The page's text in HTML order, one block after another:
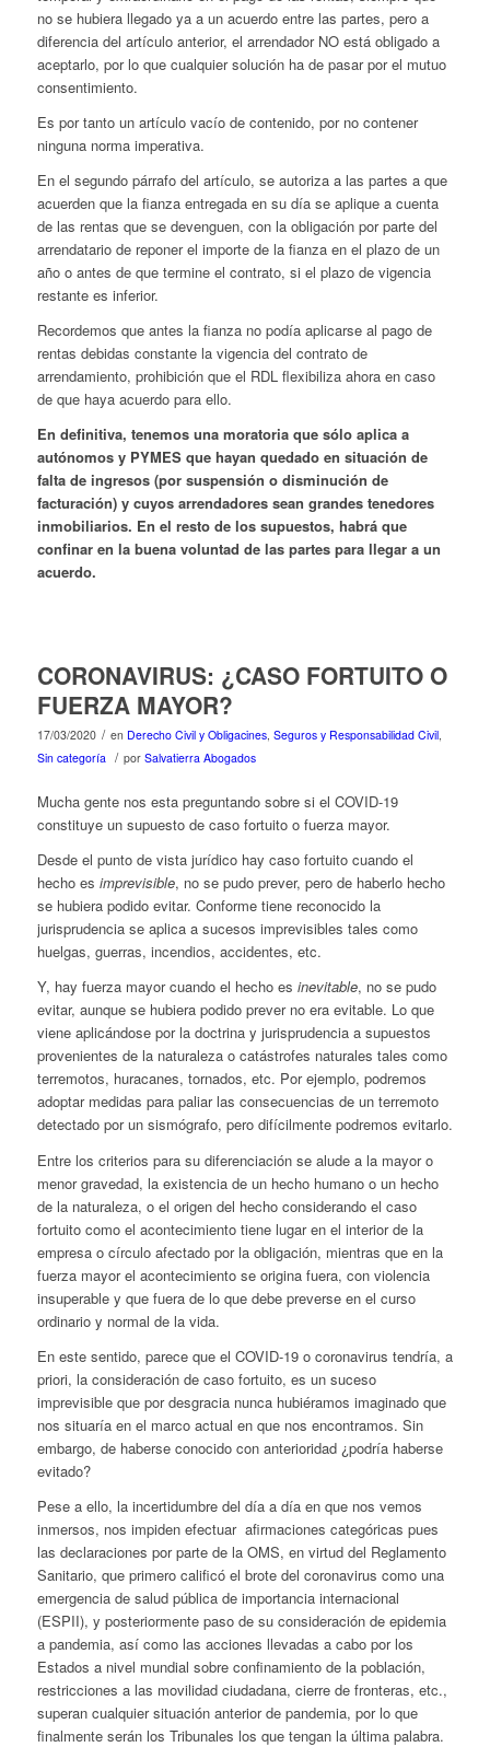
no se hubiera llegado ya a un acuerdo entre las partes, pero a
diferencia del artículo anterior, el arrendador NO está obligado a
aceptarlo, por lo que cualquier solución ha de pasar por el mutuo
consentimiento.
Es por tanto un artículo vacío de contenido, por no contener
ninguna norma imperativa.
En el segundo párrafo del artículo, se autoriza a las partes a que
acuerden que la fianza entregada en su día se aplique a cuenta
de las rentas que se devenguen, con la obligación por parte del
arrendatario de reponer el importe de la fianza en el plazo de un
año o antes de que termine el contrato, si el plazo de vigencia
restante es inferior.
Recordemos que antes la fianza no podía aplicarse al pago de
rentas debidas constante la vigencia del contrato de
arrendamiento, prohibición que el RDL flexibiliza ahora en caso
de que haya acuerdo para ello.
En definitiva, tenemos una moratoria que sólo aplica a
autónomos y PYMES que hayan quedado en situación de
falta de ingresos (por suspensión o disminución de
facturación) y cuyos arrendadores sean grandes tenedores
inmobiliarios. En el resto de los supuestos, habrá que
confinar en la buena voluntad de las partes para llegar a un
acuerdo.
CORONAVIRUS: ¿CASO FORTUITO O
FUERZA MAYOR?
17/03/2020 / en Derecho Civil y Obligacines, Seguros y Responsabilidad Civil,
Sin categoría / por Salvatierra Abogados
Mucha gente nos esta preguntando sobre si el COVID-19
constituye un supuesto de caso fortuito o fuerza mayor.
Desde el punto de vista jurídico hay caso fortuito cuando el
hecho es imprevisible, no se pudo prever, pero de haberlo hecho
se hubiera podido evitar. Conforme tiene reconocido la
jurisprudencia se aplica a sucesos imprevisibles tales como
huelgas, guerras, incendios, accidentes, etc.
Y, hay fuerza mayor cuando el hecho es inevitable, no se pudo
evitar, aunque se hubiera podido prever no era evitable. Lo que
viene aplicándose por la doctrina y jurisprudencia a supuestos
provenientes de la naturaleza o catástrofes naturales tales como
terremotos, huracanes, tornados, etc. Por ejemplo, podremos
adoptar medidas para paliar las consecuencias de un terremoto
detectado por un sismógrafo, pero difícilmente podremos evitarlo.
Entre los criterios para su diferenciación se alude a la mayor o
menor gravedad, la existencia de un hecho humano o un hecho
de la naturaleza, o el origen del hecho considerando el caso
fortuito como el acontecimiento tiene lugar en el interior de la
empresa o círculo afectado por la obligación, mientras que en la
fuerza mayor el acontecimiento se origina fuera, con violencia
insuperable y que fuera de lo que debe preverse en el curso
ordinario y normal de la vida.
En este sentido, parece que el COVID-19 o coronavirus tendría, a
priori, la consideración de caso fortuito, es un suceso
imprevisible que por desgracia nunca hubiéramos imaginado que
nos situaría en el marco actual en que nos encontramos. Sin
embargo, de haberse conocido con anterioridad ¿podría haberse
evitado?
Pese a ello, la incertidumbre del día a día en que nos vemos
inmersos, nos impiden efectuar afirmaciones categóricas pues
las declaraciones por parte de la OMS, en virtud del Reglamento
Sanitario, que primero calificó el brote del coronavirus como una
emergencia de salud pública de importancia internacional
(ESPII), y posteriormente paso de su consideración de epidemia
a pandemia, así como las acciones llevadas a cabo por los
Estados a nivel mundial sobre confinamiento de la población,
restricciones a las movilidad ciudadana, cierre de fronteras, etc.,
superan cualquier situación anterior de pandemia, por lo que
finalmente serán los Tribunales los que tengan la última palabra.